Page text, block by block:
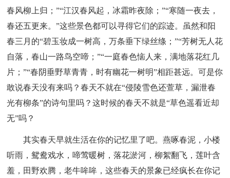
春风柳上归；”“江汉春风起，冰霜昨夜除；”“寒随一夜去，
春还五更来。”这些景色都可以寻得它们的踪迹。虽然和阳
春三月的“碧玉妆成一树高，万条垂下绿丝绦；”“芳树无人花
自落，春山一路鸟空啼；”“一庭春色恼人来，满地落花红几
片；”“春阴垂野草青青，时有幽花一树明”相距甚远。可是你
敢说春天没有来吗？春天不就在“侵陵雪色还萱草，漏泄春
光有柳条”的诗句里吗？这时候的春天不就是“草色遥看近却
无”吗？
其实春天早就生活在你的记忆里了吧。燕啄春泥，小楼
听雨，鸳鸯戏水，啼莺暖树，落花淤河，柳絮翻飞，莲叶含
羞，田野欢腾，老牛哞哞，这些春天的景象已经疯长在你记